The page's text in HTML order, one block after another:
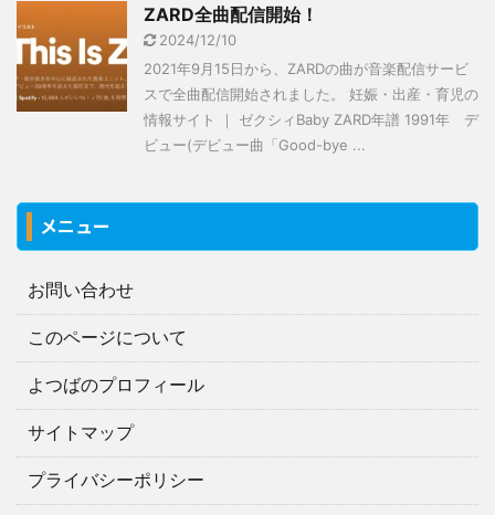
ZARD全曲配信開始！
2024/12/10
2021年9月15日から、ZARDの曲が音楽配信サービ
スで全曲配信開始されました。 妊娠・出産・育児の
情報サイト ｜ ゼクシィBaby ZARD年譜 1991年 デ
ビュー(デビュー曲「Good-bye ...
メニュー
お問い合わせ
このページについて
よつばのプロフィール
サイトマップ
プライバシーポリシー